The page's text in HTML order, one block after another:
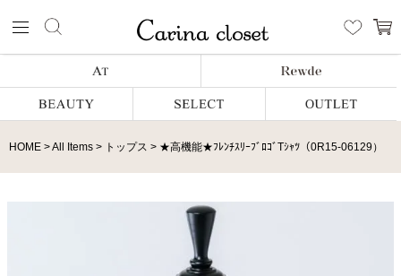
HOME All Items トップス ★高機能★ﾌﾚﾝﾁｽﾘｰﾌﾞﾛｺﾞTｼｬﾂ（0R15-06129）